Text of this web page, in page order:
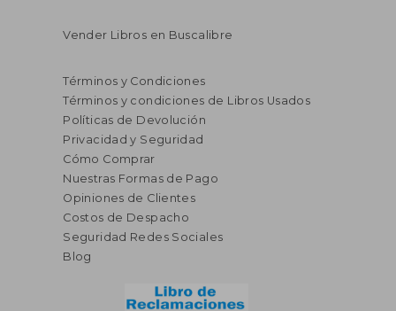
Vender Libros en Buscalibre
Términos y Condiciones
Términos y condiciones de Libros Usados
Políticas de Devolución
Privacidad y Seguridad
Cómo Comprar
Nuestras Formas de Pago
Opiniones de Clientes
Costos de Despacho
Seguridad Redes Sociales
Blog